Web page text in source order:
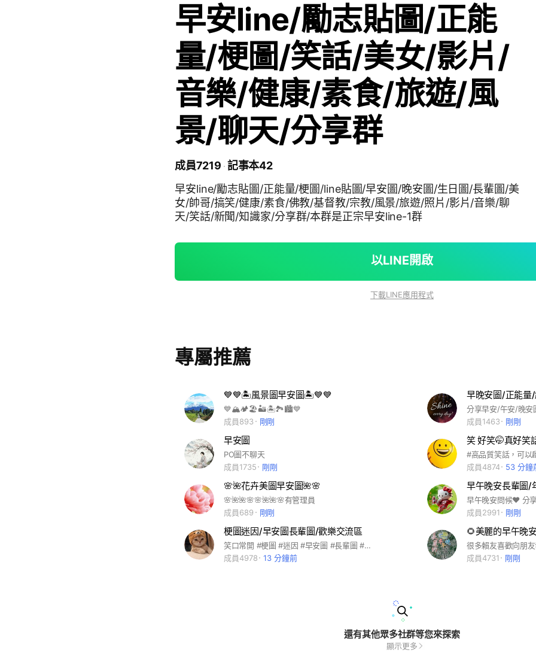
早安line/勵志貼圖/正能
量/梗圖/笑話/美女/影片/
音樂/健康/素食/旅遊/風
景/聊天/分享群
成員7219 記事本42
早安line/勵志貼圖/正能量/梗圖/line貼圖/早安圖/晚安圖/生日圖/長輩圖/美
女/帥哥/搞笑/健康/素食/佛教/基督教/宗教/風景/旅遊/照片/影片/音樂/聊
天/笑話/新聞/知識家/分享群/本群是正宗早安line-1群
以LINE開啟
下載LINE應用程式
專屬推薦
💙💙🏝風景圖早安圖🏝💙💙
💙🏔🏕🏖🏜🏝🏞🏙💙
成員893
剛剛
早晚安圖/正能量
成員1463 剛剛
早安圖
PO圖不聊天
成員1735
剛剛 成員4874 53 分鐘
🌸🌺花卉美圖早安圖🌺🌸
🌸🌺🌺🌸🌸🌺🌺🌸有管理員
成員689
剛剛
早午晚安長輩圖/
成員2991 剛剛
梗圖迷因/早安圖長輩圖/歡樂交流區
笑口常開 #梗圖 #迷因 #早安圖 #長輩圖 #搞笑 #爆笑 #聊天 #交友 歡樂交流區 謝絕政治 廣告 保險 直銷 違法言論
成員4978
13 分鐘前
🌻美麗的早午晚
成員4731 剛剛
還有其他眾多社群等您來探索
顯示更多